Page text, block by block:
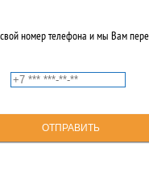
свой номер телефона и мы Вам